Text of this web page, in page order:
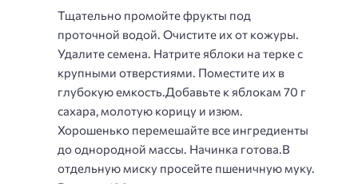
Тщательно промойте фрукты под
проточной водой. Очистите их от кожуры.
Удалите семена. Натрите яблоки на терке с
крупными отверстиями. Поместите их в
глубокую емкость.Добавьте к яблокам 70 г
сахара, молотую корицу и изюм.
Хорошенько перемешайте все ингредиенты
до однородной массы. Начинка готова.В
отдельную миску просейте пшеничную муку.